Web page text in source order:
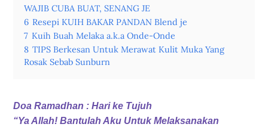
WAJIB CUBA BUAT, SENANG JE
6 Resepi KUIH BAKAR PANDAN Blend je
7 Kuih Buah Melaka a.k.a Onde-Onde
8 TIPS Berkesan Untuk Merawat Kulit Muka Yang
Rosak Sebab Sunburn
Doa Ramadhan : Hari ke Tujuh
“Ya Allah! Bantulah Aku Untuk Melaksanakan